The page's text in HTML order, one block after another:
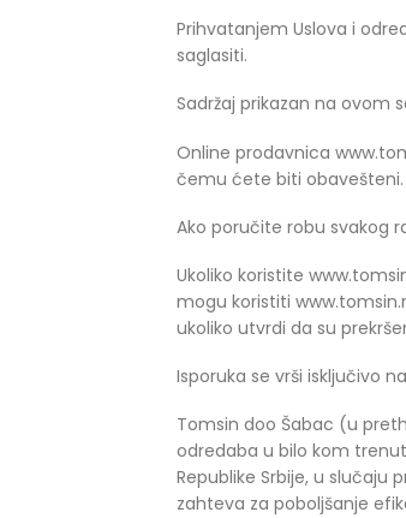
Prihvatanjem Uslova i
saglasiti.
Sadržaj prikazan na ovom
Online prodavnica
čemu ćete biti obavešteni.
Ako poručite robu svakog
Ukoliko koristite
mogu koristiti
ukoliko utvrdi da su
Isporuka se vrši isključivo
Tomsin doo Šabac (u
odredaba u bilo kom
Republike Srbije, u slučaju
zahteva za poboljšanje